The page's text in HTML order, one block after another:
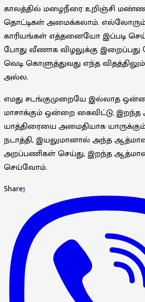
காலத்தில் மழைநீரை உறிஞ்சி
தொட்டிகள் அமைக்கலாம்.
காரியங்கள் எத்தனையோ இப்படி
போது வீணாக விழலுக்கு
வெடி கொளுத்துவது எந்த
அல்ல.
எமது சடங்குமுறையே இல்லாத
மாசாக்கும் ஒன்றை கைவிட்டு, இறந்த
யாத்திரையை அமைதியாக
நடாத்தி, இயலுமானால் அந்த
அறப்பணிகள் செய்து, இறந்த
செய்வோம்.
Share1